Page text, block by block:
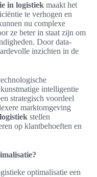
in logistiek maakt het
te verhogen en
nu complexe
ze beter in staat zijn om
Door data-
inzichten in de
intelligentie
strategisch voordeel
marktomgeving
stellen
op klantbehoeften en
optimalisatie een